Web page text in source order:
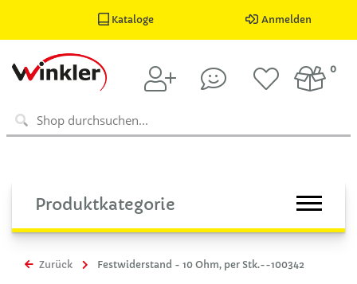
Kataloge Anmelden
0
Produktkategorie
Zurück Festwiderstand - 10 Ohm, per Stk.--100342